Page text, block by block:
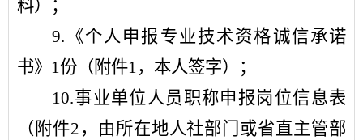
料）；
9. 《个人申报专业技术资格诚信承诺
书》 1份（附件1，本人签字）；
10.事业单位人员职称申报岗位信息表
（附件2 ，由所在地人社部门或省直主管部